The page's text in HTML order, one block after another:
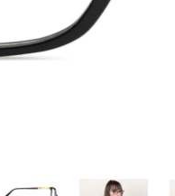
54 mm
Diametro lente (Calibro)